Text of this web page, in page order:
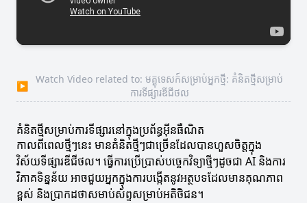
▶
Watch Video related to: មគ្គុទេសក៍សម្រាប់អ្នកថ្មី: គំនិតថ្មីសម្រាប់
ការទីផ្សារឌីជីថល
គំនិតថ្មីសម្រាប់ការទីផ្សារនៅក្នុងប្រព័ន្ធអ៊ីនធឺណិត
កាលពីពេលថ្មីៗនេះ មានគំនិតថ្មីៗជាច្រើនដែលបានហួសចិត្តក្នុង
វិស័យទីផ្សារឌីជីថល។ ធ្វើការប្រើប្រាស់បច្ចេកវិទ្យាថ្មីៗដូចជា AI និងការ
វិភាគទិន្នន័យ អាចជួយអ្នកក្នុងការបង្កើតនូវអត្ថបទដែលមានគុណភាព
ខ្ពស់ និងប្រាកដថាសមាប់ស័ព្ទសម្រាប់អតិថិជន។